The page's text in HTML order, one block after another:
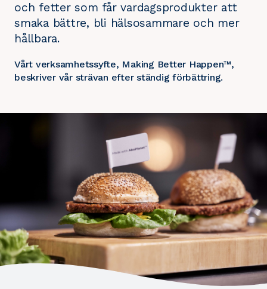
och fetter som får vardagsprodukter att
smaka bättre, bli hälsosammare och mer
hållbara.
Vårt verksamhetssyfte, Making Better Happen™,
beskriver vår strävan efter ständig förbättring.